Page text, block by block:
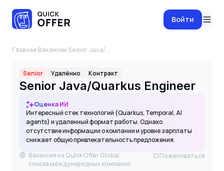
Войти
Главная·Вакансии· Senior Java/Quarkus Engineer
Senior Удалённо Контракт
Senior Java/Quarkus Engineer
Оценка ИИ
Интересный стек технологий (Quarkus, Temporal, AI
agents) и удаленный формат работы. Однако
отсутствие информации о компании и уровне зарплаты
снижает общую привлекательность предложения.
Вакансия из Quick Offer Global,
списка международных компаний
Пожаловаться